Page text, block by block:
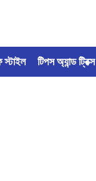
স্টাইল টিপস অ্যান্ড ট্রিক্স